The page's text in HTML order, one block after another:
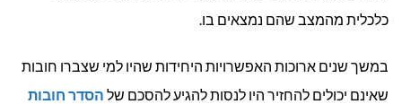
כלכלית מהמצב שהם נמצאים בו.
במשך שנים ארוכות האפשרויות היחידות שהיו למי שצברו חובות
שאינם יכולים להחזיר היו לנסות להגיע להסכם של הסדר חובות